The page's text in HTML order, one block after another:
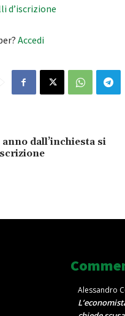
d’iscrizione
Accedi
dall’inchiesta si
Alessandro